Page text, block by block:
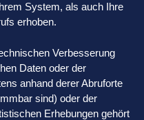
System, als auch Ihre
erhoben.
Verbesserung
Daten oder der
anhand derer Abruforte
sind) oder der
Erhebungen gehört